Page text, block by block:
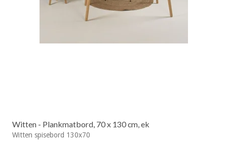
Witten - Plankmatbord, 70 x 130 cm, ek
Witten spisebord 130x70